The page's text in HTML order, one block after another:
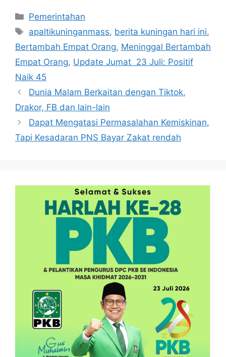
Kategori
Pemerintahan
Tag
apaltikuninganmass, berita kuningan hari ini,
Bertambah Empat Orang, Meninggal Bertambah
Empat Orang, Update Jumat 23 Juli: Positif
Naik 45
Dunia Malam Berkaitan dengan Tiktok,
Drakor, FB dan lain-lain
Dapat Mengatasi Permasalahan Kemiskinan,
Tapi Kesadaran PNS Bayar Zakat rendah